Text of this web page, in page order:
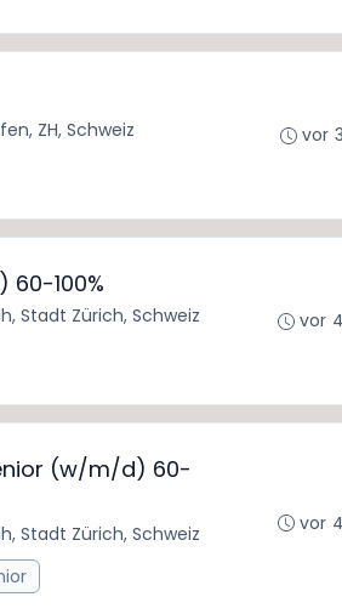
ZH, Schweiz
vor
100%
Stadt Zürich, Schweiz
vor
(w/m/d) 60-
Stadt Zürich, Schweiz
vor